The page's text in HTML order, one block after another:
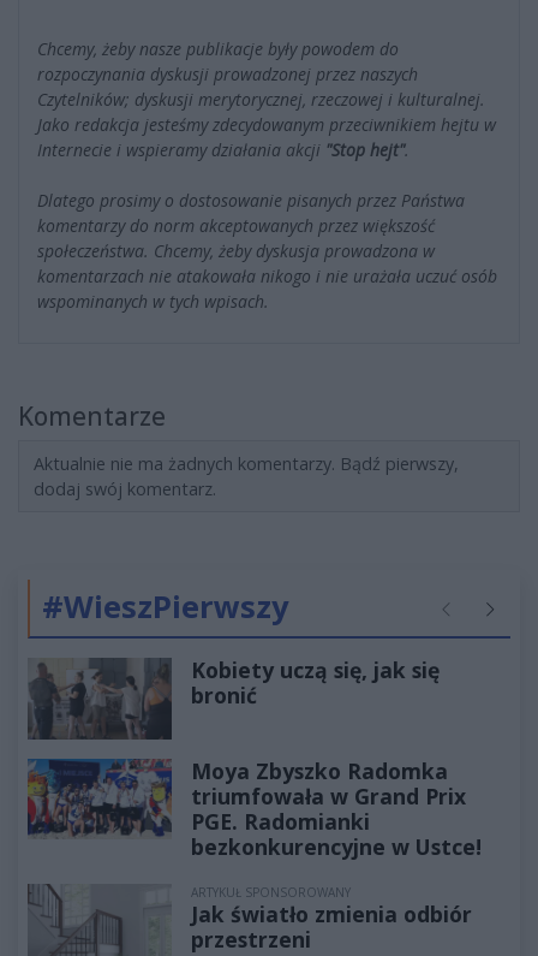
Chcemy, żeby nasze publikacje były powodem do
rozpoczynania dyskusji prowadzonej przez naszych
Czytelników; dyskusji merytorycznej, rzeczowej i kulturalnej.
Jako redakcja jesteśmy zdecydowanym przeciwnikiem hejtu w
Internecie i wspieramy działania akcji "Stop hejt".
Dlatego prosimy o dostosowanie pisanych przez Państwa
komentarzy do norm akceptowanych przez większość
społeczeństwa. Chcemy, żeby dyskusja prowadzona w
komentarzach nie atakowała nikogo i nie urażała uczuć osób
wspominanych w tych wpisach.
Komentarze
Aktualnie nie ma żadnych komentarzy. Bądź pierwszy,
dodaj swój komentarz.
#WieszPierwszy Poprzednie
Kobiety uczą się, jak się
bronić
Moya Zbyszko Radomka
triumfowała w Grand Prix
PGE. Radomianki
bezkonkurencyjne w Ustce!
ARTYKUŁ SPONSOROWANY
Jak światło zmienia odbiór
przestrzeni